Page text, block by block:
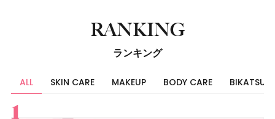
RANKING
ランキング
ALL SKIN CARE MAKEUP BODY CARE BIKATSU
すべて
スキンケア
メイク
ボディケア
美活
ヘア
ライフスタイル
ビューティーズ